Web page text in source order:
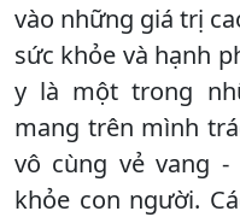
vào những giá trị
sức khỏe và hạnh
y là một trong
mang trên mình
vô cùng vẻ vang
khỏe con người.